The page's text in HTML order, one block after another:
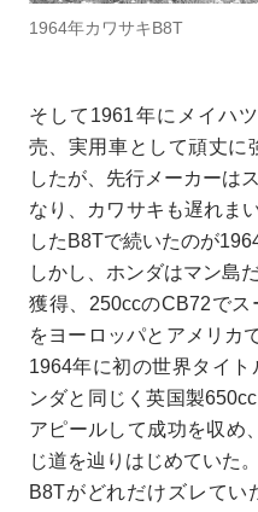
1964年カワサキB8T
そして1961年にメイハ
売、実用車として頑丈に
したが、先行メーカーは
なり、カワサキも遅れま
したB8Tで続いたのが
しかし、ホンダはマン島
獲得、250ccのCB72でス
をヨーロッパとアメリカ
1964年に初の世界タイ
ンダと同じく英国製
アピールして成功を収め
じ道を辿りはじめていた。
B8Tがどれだけズレてい